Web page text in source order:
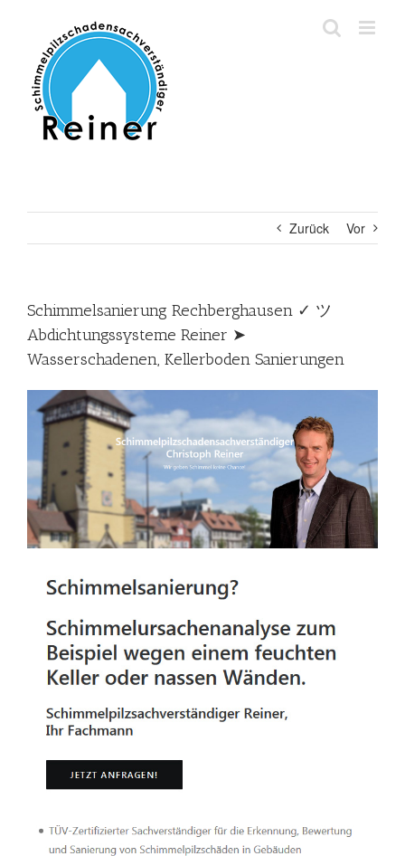
springen
Zurück Vor
Schimmelsanierung Rechberghausen ✓ ツ
Abdichtungssysteme Reiner ➤
Wasserschadenen, Kellerboden Sanierungen